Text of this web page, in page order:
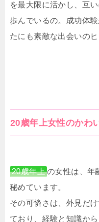
を最大限に活かし、互
歩んでいるの。成功体
たにも素敵な出会いの
20歳年上女性のかわ
20歳年上 の女性は、年
秘めています。
その可憐さは、外見だ
ており、経験と知識か